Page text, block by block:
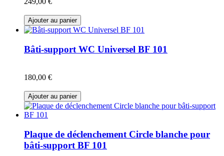
Ajouter au panier
Bâti-support WC Universel BF 101
180,00 €
Ajouter au panier
Plaque de déclenchement Circle blanche pour
bâti-support BF 101